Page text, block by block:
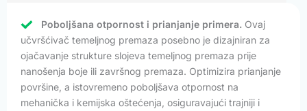
Poboljšana otpornost i prianjanje primera. Ovaj
učvršćivač temeljnog premaza posebno je dizajniran za
ojačavanje strukture slojeva temeljnog premaza prije
nanošenja boje ili završnog premaza. Optimizira prianjanje
površine, a istovremeno poboljšava otpornost na
mehanička i kemijska oštećenja, osiguravajući trajniji i